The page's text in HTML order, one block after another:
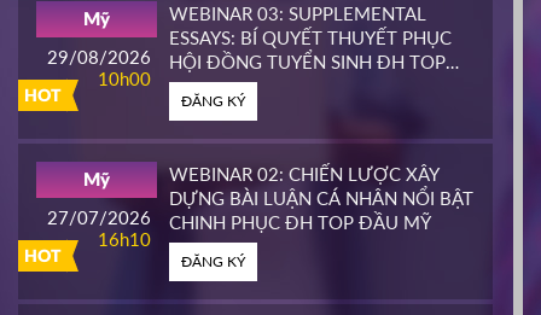
HOT
10h00
ĐĂNG KÝ
HOT
14h00
PIERCE COLLEGE
ĐĂNG KÝ
WHATCOM COMMUNITY COLLEGE
HOT
29/08/2026
10h00
Mỹ
WEBINAR 03: SUPPLEMENTAL
ESSAYS: BÍ QUYẾT THUYẾT PHỤC
HỘI ĐỒNG TUYỂN SINH ĐH TOP
ĐẦU MỸ
ĐĂNG KÝ
HOT
27/07/2026
16h10
Mỹ
WEBINAR 02: CHIẾN LƯỢC XÂY
DỰNG BÀI LUẬN CÁ NHÂN NỔI BẬT
CHINH PHỤC ĐH TOP ĐẦU MỸ
ĐĂNG KÝ